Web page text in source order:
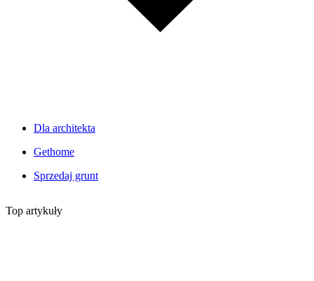
Dla architekta
Gethome
Sprzedaj grunt
Top artykuły